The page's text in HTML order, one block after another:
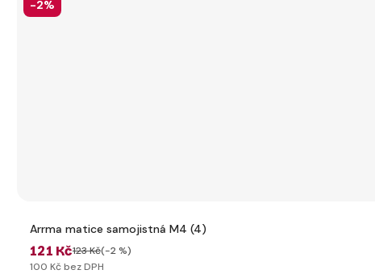
-2%
Arrma matice samojistná M4 (4)
121 Kč123 Kč(-2 %)
100 Kč bez DPH